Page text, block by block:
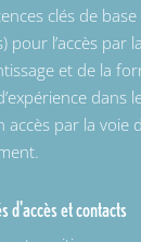
clés de
pour l’accès par
et de la
dans
accès par la voie
d'accès et contacts